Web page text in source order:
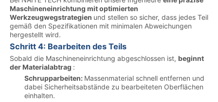
Maschineneinrichtung mit optimierten
Werkzeugwegstrategien und stellen so sicher, dass jedes Teil
gemäß den Spezifikationen mit minimalen Abweichungen
hergestellt wird.
Schritt 4: Bearbeiten des Teils
Sobald die Maschineneinrichtung abgeschlossen ist, beginnt
der Materialabtrag :
Schrupparbeiten: Massenmaterial schnell entfernen und
dabei Sicherheitsabstände zu bearbeiteten Oberflächen
einhalten.